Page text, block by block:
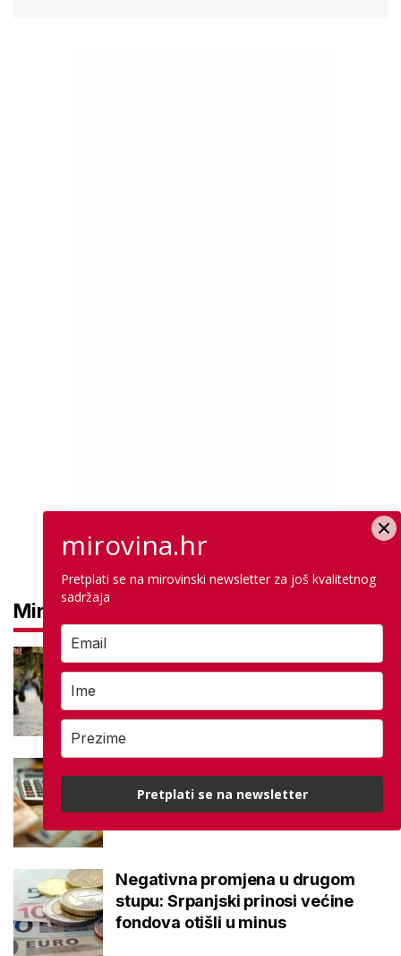
Mirovine
dvije kategorije, a prima ih oko
Važna brojka za kategoriju štednje
u drugom stupu
Negativna promjena u drugom
stupu: Srpanjski prinosi većine
fondova otišli u minus
mirovina.hr
Pretplati se na mirovinski newsletter za još kvalitetnog
sadržaja
Pretplati se na newsletter